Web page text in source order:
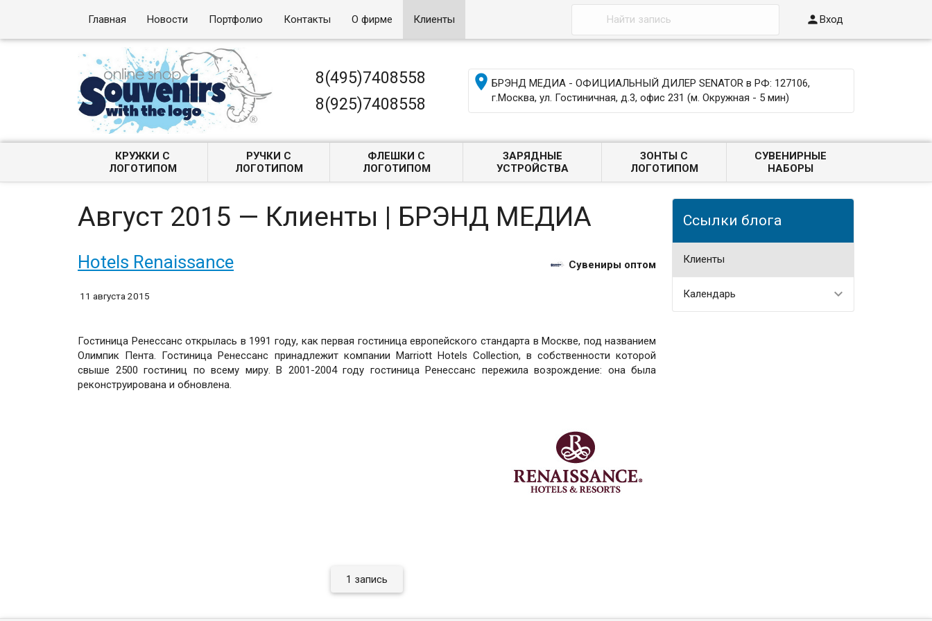
Главная Новости Портфолио Контакты О фирме Клиенты Вход
8(495)7408558
8(925)7408558
БРЭНД МЕДИА - ОФИЦИАЛЬНЫЙ ДИЛЕР SENATOR в РФ: 127106,
г.Москва, ул. Гостиничная, д.3, офис 231 (м. Окружная - 5 мин)
КРУЖКИ С
ЛОГОТИПОМ
РУЧКИ С
ЛОГОТИПОМ
ФЛЕШКИ С
ЛОГОТИПОМ
ЗАРЯДНЫЕ
УСТРОЙСТВА
ЗОНТЫ С
ЛОГОТИПОМ
СУВЕНИРНЫЕ
НАБОРЫ
Ссылки блога
Клиенты
Календарь
Август 2015 — Клиенты | БРЭНД МЕДИА
Hotels Renaissance Сувениры оптом
11 августа 2015
Гостиница Ренессанс открылась в 1991 году, как первая гостиница европейского стандарта в Москве, под названием
Олимпик Пента. Гостиница Ренессанс принадлежит компании Marriott Hotels Collection, в собственности которой
свыше 2500 гостиниц по всему миру. В 2001-2004 году гостиница Ренессанс пережила возрождение: она была
реконструирована и обновлена.
1 запись